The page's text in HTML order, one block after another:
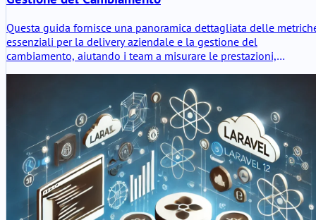
Questa guida fornisce una panoramica dettagliata delle
essenziali per la delivery aziendale e la gestione del
cambiamento, aiutando i team a misurare le prestazioni,
Scopri gli indicatori chiave, i metodi di calcolo e le best practice
per allineare le tue metriche ai risultati aziendali.